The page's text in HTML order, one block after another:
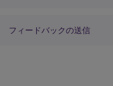
フィードバックの送信